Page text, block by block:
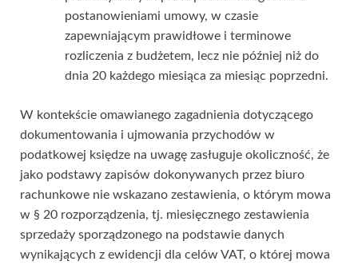
postanowieniami umowy, w czasie
zapewniającym prawidłowe i terminowe
rozliczenia z budżetem, lecz nie później niż do
dnia 20 każdego miesiąca za miesiąc poprzedni.
W kontekście omawianego zagadnienia dotyczącego
dokumentowania i ujmowania przychodów w
podatkowej księdze na uwagę zasługuje okoliczność, że
jako podstawy zapisów dokonywanych przez biuro
rachunkowe nie wskazano zestawienia, o którym mowa
w § 20 rozporządzenia, tj. miesięcznego zestawienia
sprzedaży sporządzonego na podstawie danych
wynikających z ewidencji dla celów VAT, o której mowa